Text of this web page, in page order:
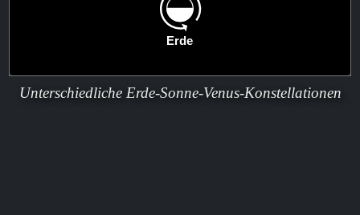
Unterschiedliche Erde-Sonne-Venus-Konstellationen